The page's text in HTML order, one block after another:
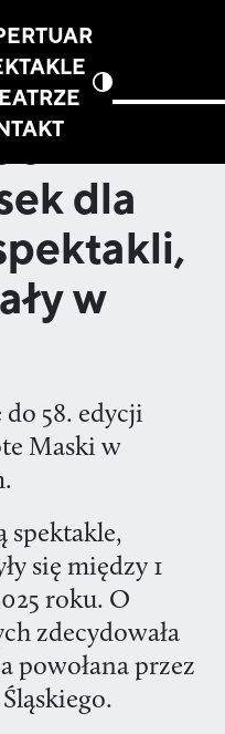
dla
w
58. edycji
Maski w
spektakle,
się między 1
roku. O
zdecydowała
powołana przez